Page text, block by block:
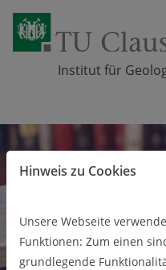
Zum Inhalt springen
Institut für
Hinweis zu Cookies
Unsere Webseite
Funktionen: Zum einen
grundlegende